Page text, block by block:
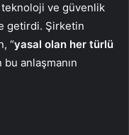
teknoloji ve güvenlik
getirdi. Şirketin
“yasal olan her türlü
bu anlaşmanın